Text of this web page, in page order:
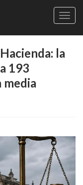
la
193
media